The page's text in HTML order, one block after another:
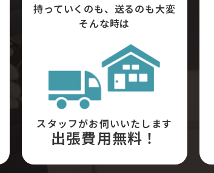
持っていくのも、送るのも大変
そんな時は
スタッフがお伺いいたします
出張費用無料！